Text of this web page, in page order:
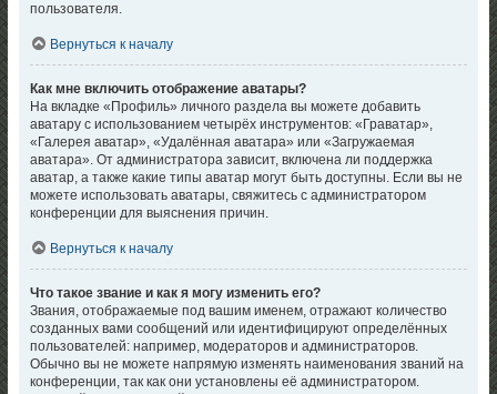
пользователя.
Вернуться к началу
Как мне включить отображение аватары?
На вкладке «Профиль» личного раздела вы можете добавить
аватару с использованием четырёх инструментов: «Граватар»,
«Галерея аватар», «Удалённая аватара» или «Загружаемая
аватара». От администратора зависит, включена ли поддержка
аватар, а также какие типы аватар могут быть доступны. Если вы не
можете использовать аватары, свяжитесь с администратором
конференции для выяснения причин.
Вернуться к началу
Что такое звание и как я могу изменить его?
Звания, отображаемые под вашим именем, отражают количество
созданных вами сообщений или идентифицируют определённых
пользователей: например, модераторов и администраторов.
Обычно вы не можете напрямую изменять наименования званий на
конференции, так как они установлены её администратором.